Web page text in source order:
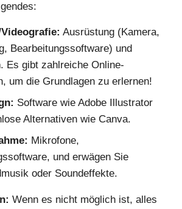
Ausrüstung (Kamera,
Bearbeitungssoftware) und
Es gibt zahlreiche Online-
um die Grundlagen zu erlernen!
Software wie Adobe Illustrator
Alternativen wie Canva.
Mikrofone,
und erwägen Sie
oder Soundeffekte.
Wenn es nicht möglich ist, alles